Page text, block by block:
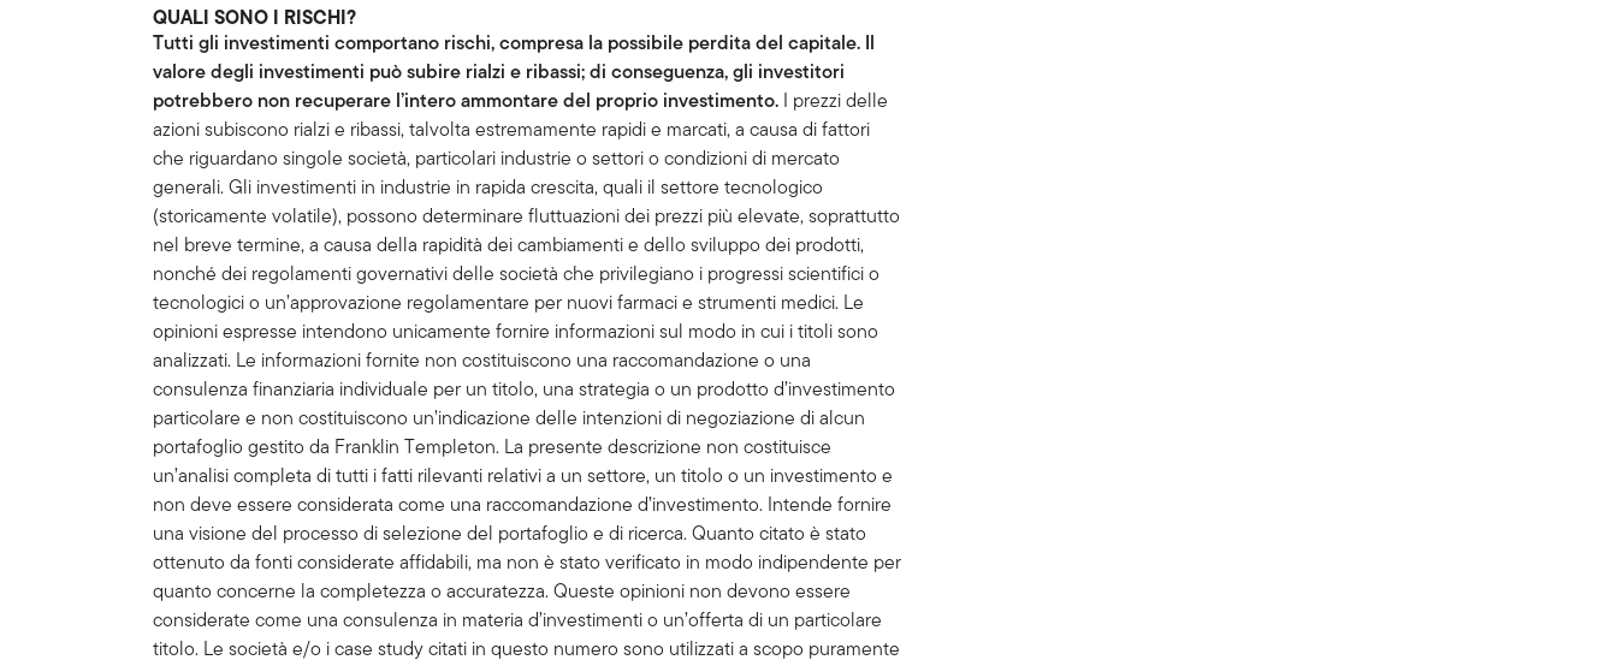
QUALI SONO I RISCHI?
Tutti gli investimenti comportano rischi, compresa la possibile perdita del capitale. Il
valore degli investimenti può subire rialzi e ribassi; di conseguenza, gli investitori
potrebbero non recuperare l’intero ammontare del proprio investimento. I prezzi delle
azioni subiscono rialzi e ribassi, talvolta estremamente rapidi e marcati, a causa di fattori
che riguardano singole società, particolari industrie o settori o condizioni di mercato
generali. Gli investimenti in industrie in rapida crescita, quali il settore tecnologico
(storicamente volatile), possono determinare fluttuazioni dei prezzi più elevate, soprattutto
nel breve termine, a causa della rapidità dei cambiamenti e dello sviluppo dei prodotti,
nonché dei regolamenti governativi delle società che privilegiano i progressi scientifici o
tecnologici o un’approvazione regolamentare per nuovi farmaci e strumenti medici. Le
opinioni espresse intendono unicamente fornire informazioni sul modo in cui i titoli sono
analizzati. Le informazioni fornite non costituiscono una raccomandazione o una
consulenza finanziaria individuale per un titolo, una strategia o un prodotto d’investimento
particolare e non costituiscono un’indicazione delle intenzioni di negoziazione di alcun
portafoglio gestito da Franklin Templeton. La presente descrizione non costituisce
un’analisi completa di tutti i fatti rilevanti relativi a un settore, un titolo o un investimento e
non deve essere considerata come una raccomandazione d’investimento. Intende fornire
una visione del processo di selezione del portafoglio e di ricerca. Quanto citato è stato
ottenuto da fonti considerate affidabili, ma non è stato verificato in modo indipendente per
quanto concerne la completezza o accuratezza. Queste opinioni non devono essere
considerate come una consulenza in materia d’investimenti o un’offerta di un particolare
titolo. Le società e/o i case study citati in questo numero sono utilizzati a scopo puramente